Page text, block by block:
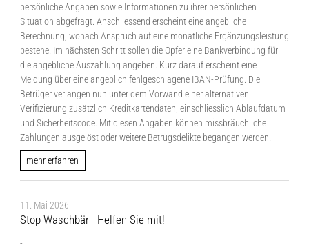
persönliche Angaben sowie Informationen zu ihrer persönlichen
Situation abgefragt. Anschliessend erscheint eine angebliche
Berechnung, wonach Anspruch auf eine monatliche Ergänzungsleistung
bestehe. Im nächsten Schritt sollen die Opfer eine Bankverbindung für
die angebliche Auszahlung angeben. Kurz darauf erscheint eine
Meldung über eine angeblich fehlgeschlagene IBAN-Prüfung. Die
Betrüger verlangen nun unter dem Vorwand einer alternativen
Verifizierung zusätzlich Kreditkartendaten, einschliesslich Ablaufdatum
und Sicherheitscode. Mit diesen Angaben können missbräuchliche
Zahlungen ausgelöst oder weitere Betrugsdelikte begangen werden.
mehr erfahren
11. Mai 2026
Stop Waschbär - Helfen Sie mit!
-